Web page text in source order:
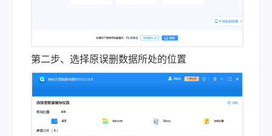
第二步、选择原误删数据所处的位置